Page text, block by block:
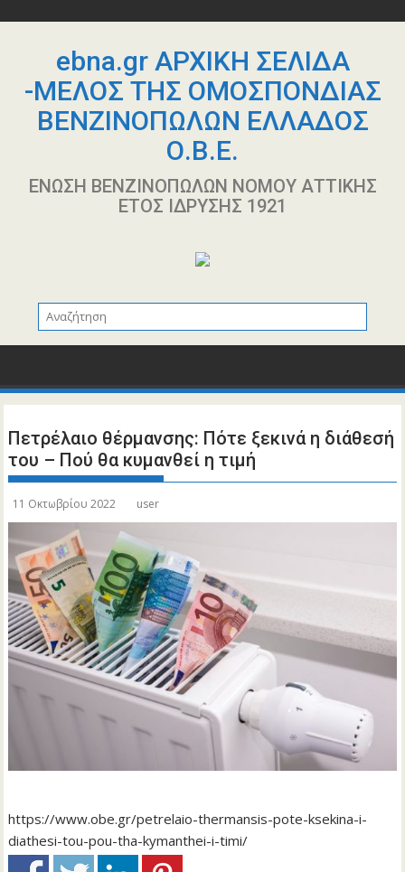
περιεχόμενοebna.gr ΑΡΧΙΚΗ ΣΕΛΙΔΑ
-ΜΕΛΟΣ ΤΗΣ ΟΜΟΣΠΟΝΔΙΑΣ
ΒΕΝΖΙΝΟΠΩΛΩΝ ΕΛΛΑΔΟΣ
Ο.Β.Ε.
ΕΝΩΣΗ ΒΕΝΖΙΝΟΠΩΛΩΝ ΝΟΜΟΥ ΑΤΤΙΚΗΣ
ΕΤΟΣ ΙΔΡΥΣΗΣ 1921
Πετρέλαιο θέρμανσης: Πότε ξεκινά η διάθεσή
του – Πού θα κυμανθεί η τιμή
11 Οκτωβρίου 2022 user
https://www.obe.gr/petrelaio-thermansis-pote-ksekina-i-
diathesi-tou-pou-tha-kymanthei-i-timi/